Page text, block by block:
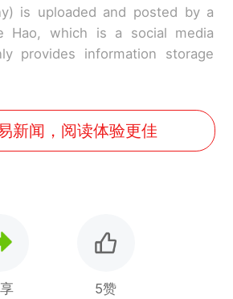
is uploaded and posted by a
Hao, which is a social media
provides information storage
新闻，阅读体验更佳
5赞